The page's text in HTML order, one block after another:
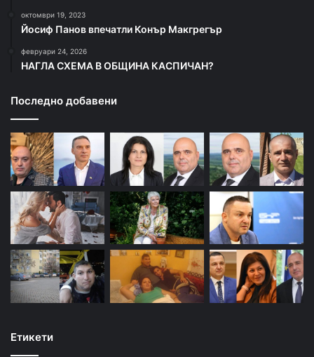
октомври 19, 2023
Йосиф Панов впечатли Конър Макгрегър
февруари 24, 2026
НАГЛА СХЕМА В ОБЩИНА КАСПИЧАН?
Последно добавени
Етикети